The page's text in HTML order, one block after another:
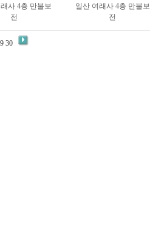
사 4층 만불보
전
일산 여래사 4층 만불보
전
30